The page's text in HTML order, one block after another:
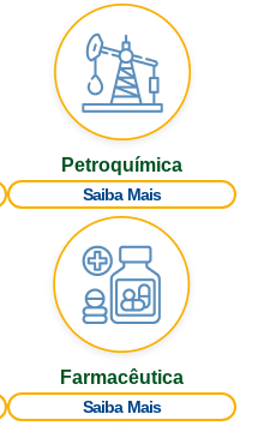
Petroquímica
Saiba Mais
Farmacêutica
Saiba Mais